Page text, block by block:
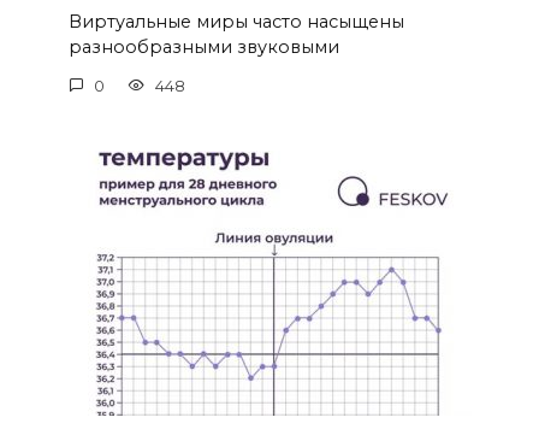
Виртуальные миры часто насыщены
разнообразными звуковыми
0 448